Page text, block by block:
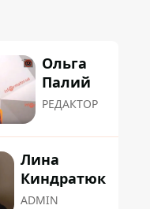
Ольга
Палий
РЕДАКТОР
Лина
Киндратюк
ADMIN